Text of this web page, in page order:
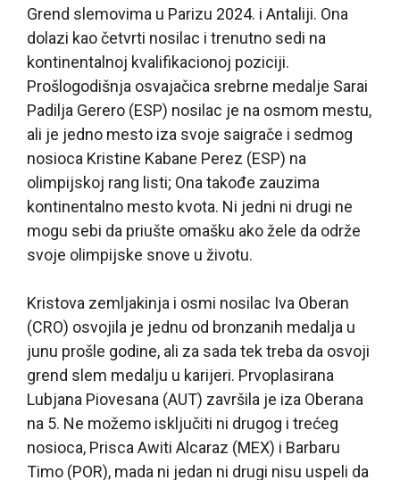
Grend slemovima u Parizu 2024. i Antaliji. Ona
dolazi kao četvrti nosilac i trenutno sedi na
kontinentalnoj kvalifikacionoj poziciji.
Prošlogodišnja osvajačica srebrne medalje Sarai
Padilja Gerero (ESP) nosilac je na osmom mestu,
ali je jedno mesto iza svoje saigrače i sedmog
nosioca Kristine Kabane Perez (ESP) na
olimpijskoj rang listi; Ona takođe zauzima
kontinentalno mesto kvota. Ni jedni ni drugi ne
mogu sebi da priušte omašku ako žele da održe
svoje olimpijske snove u životu.
Kristova zemljakinja i osmi nosilac Iva Oberan
(CRO) osvojila je jednu od bronzanih medalja u
junu prošle godine, ali za sada tek treba da osvoji
grend slem medalju u karijeri. Prvoplasirana
Lubjana Piovesana (AUT) završila je iza Oberana
na 5. Ne možemo isključiti ni drugog i trećeg
nosioca, Prisca Awiti Alcaraz (MEX) i Barbaru
Timo (POR), mada ni jedan ni drugi nisu uspeli da